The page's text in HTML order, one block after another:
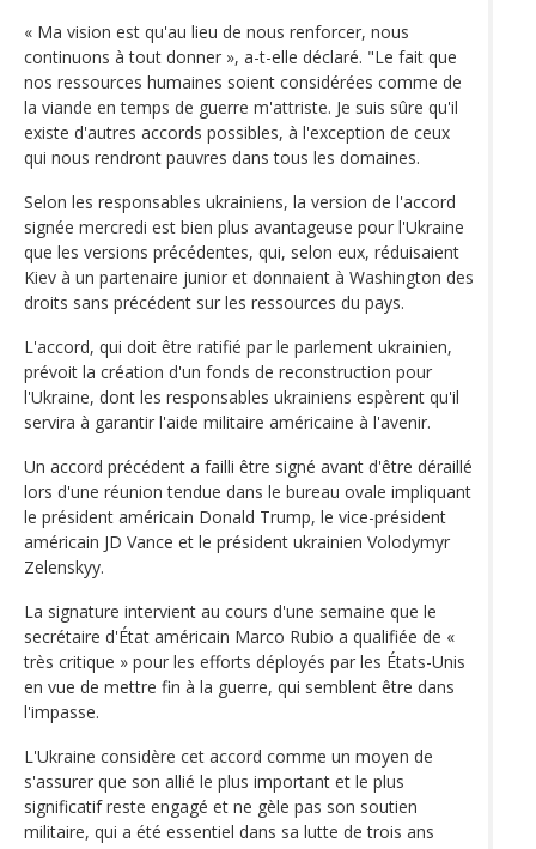
« Ma vision est qu'au lieu de nous renforcer, nous
continuons à tout donner », a-t-elle déclaré. "Le fait que
nos ressources humaines soient considérées comme de
la viande en temps de guerre m'attriste. Je suis sûre qu'il
existe d'autres accords possibles, à l'exception de ceux
qui nous rendront pauvres dans tous les domaines.
Selon les responsables ukrainiens, la version de l'accord
signée mercredi est bien plus avantageuse pour l'Ukraine
que les versions précédentes, qui, selon eux, réduisaient
Kiev à un partenaire junior et donnaient à Washington des
droits sans précédent sur les ressources du pays.
L'accord, qui doit être ratifié par le parlement ukrainien,
prévoit la création d'un fonds de reconstruction pour
l'Ukraine, dont les responsables ukrainiens espèrent qu'il
servira à garantir l'aide militaire américaine à l'avenir.
Un accord précédent a failli être signé avant d'être déraillé
lors d'une réunion tendue dans le bureau ovale impliquant
le président américain Donald Trump, le vice-président
américain JD Vance et le président ukrainien Volodymyr
Zelenskyy.
La signature intervient au cours d'une semaine que le
secrétaire d'État américain Marco Rubio a qualifiée de «
très critique » pour les efforts déployés par les États-Unis
en vue de mettre fin à la guerre, qui semblent être dans
l'impasse.
L'Ukraine considère cet accord comme un moyen de
s'assurer que son allié le plus important et le plus
significatif reste engagé et ne gèle pas son soutien
militaire, qui a été essentiel dans sa lutte de trois ans